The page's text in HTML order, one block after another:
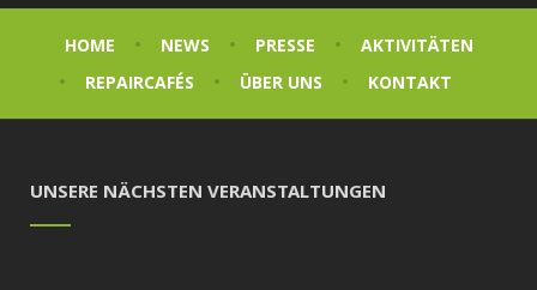
HOME NEWS PRESSE
AKTIVITÄTEN
REPAIRCAFÉS
ÜBER UNS KONTAKT
UNSERE NÄCHSTEN VERANSTALTUNGEN